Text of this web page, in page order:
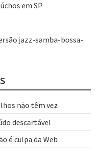
em SP
jazz-samba-bossa-
não têm vez
descartável
é culpa da Web